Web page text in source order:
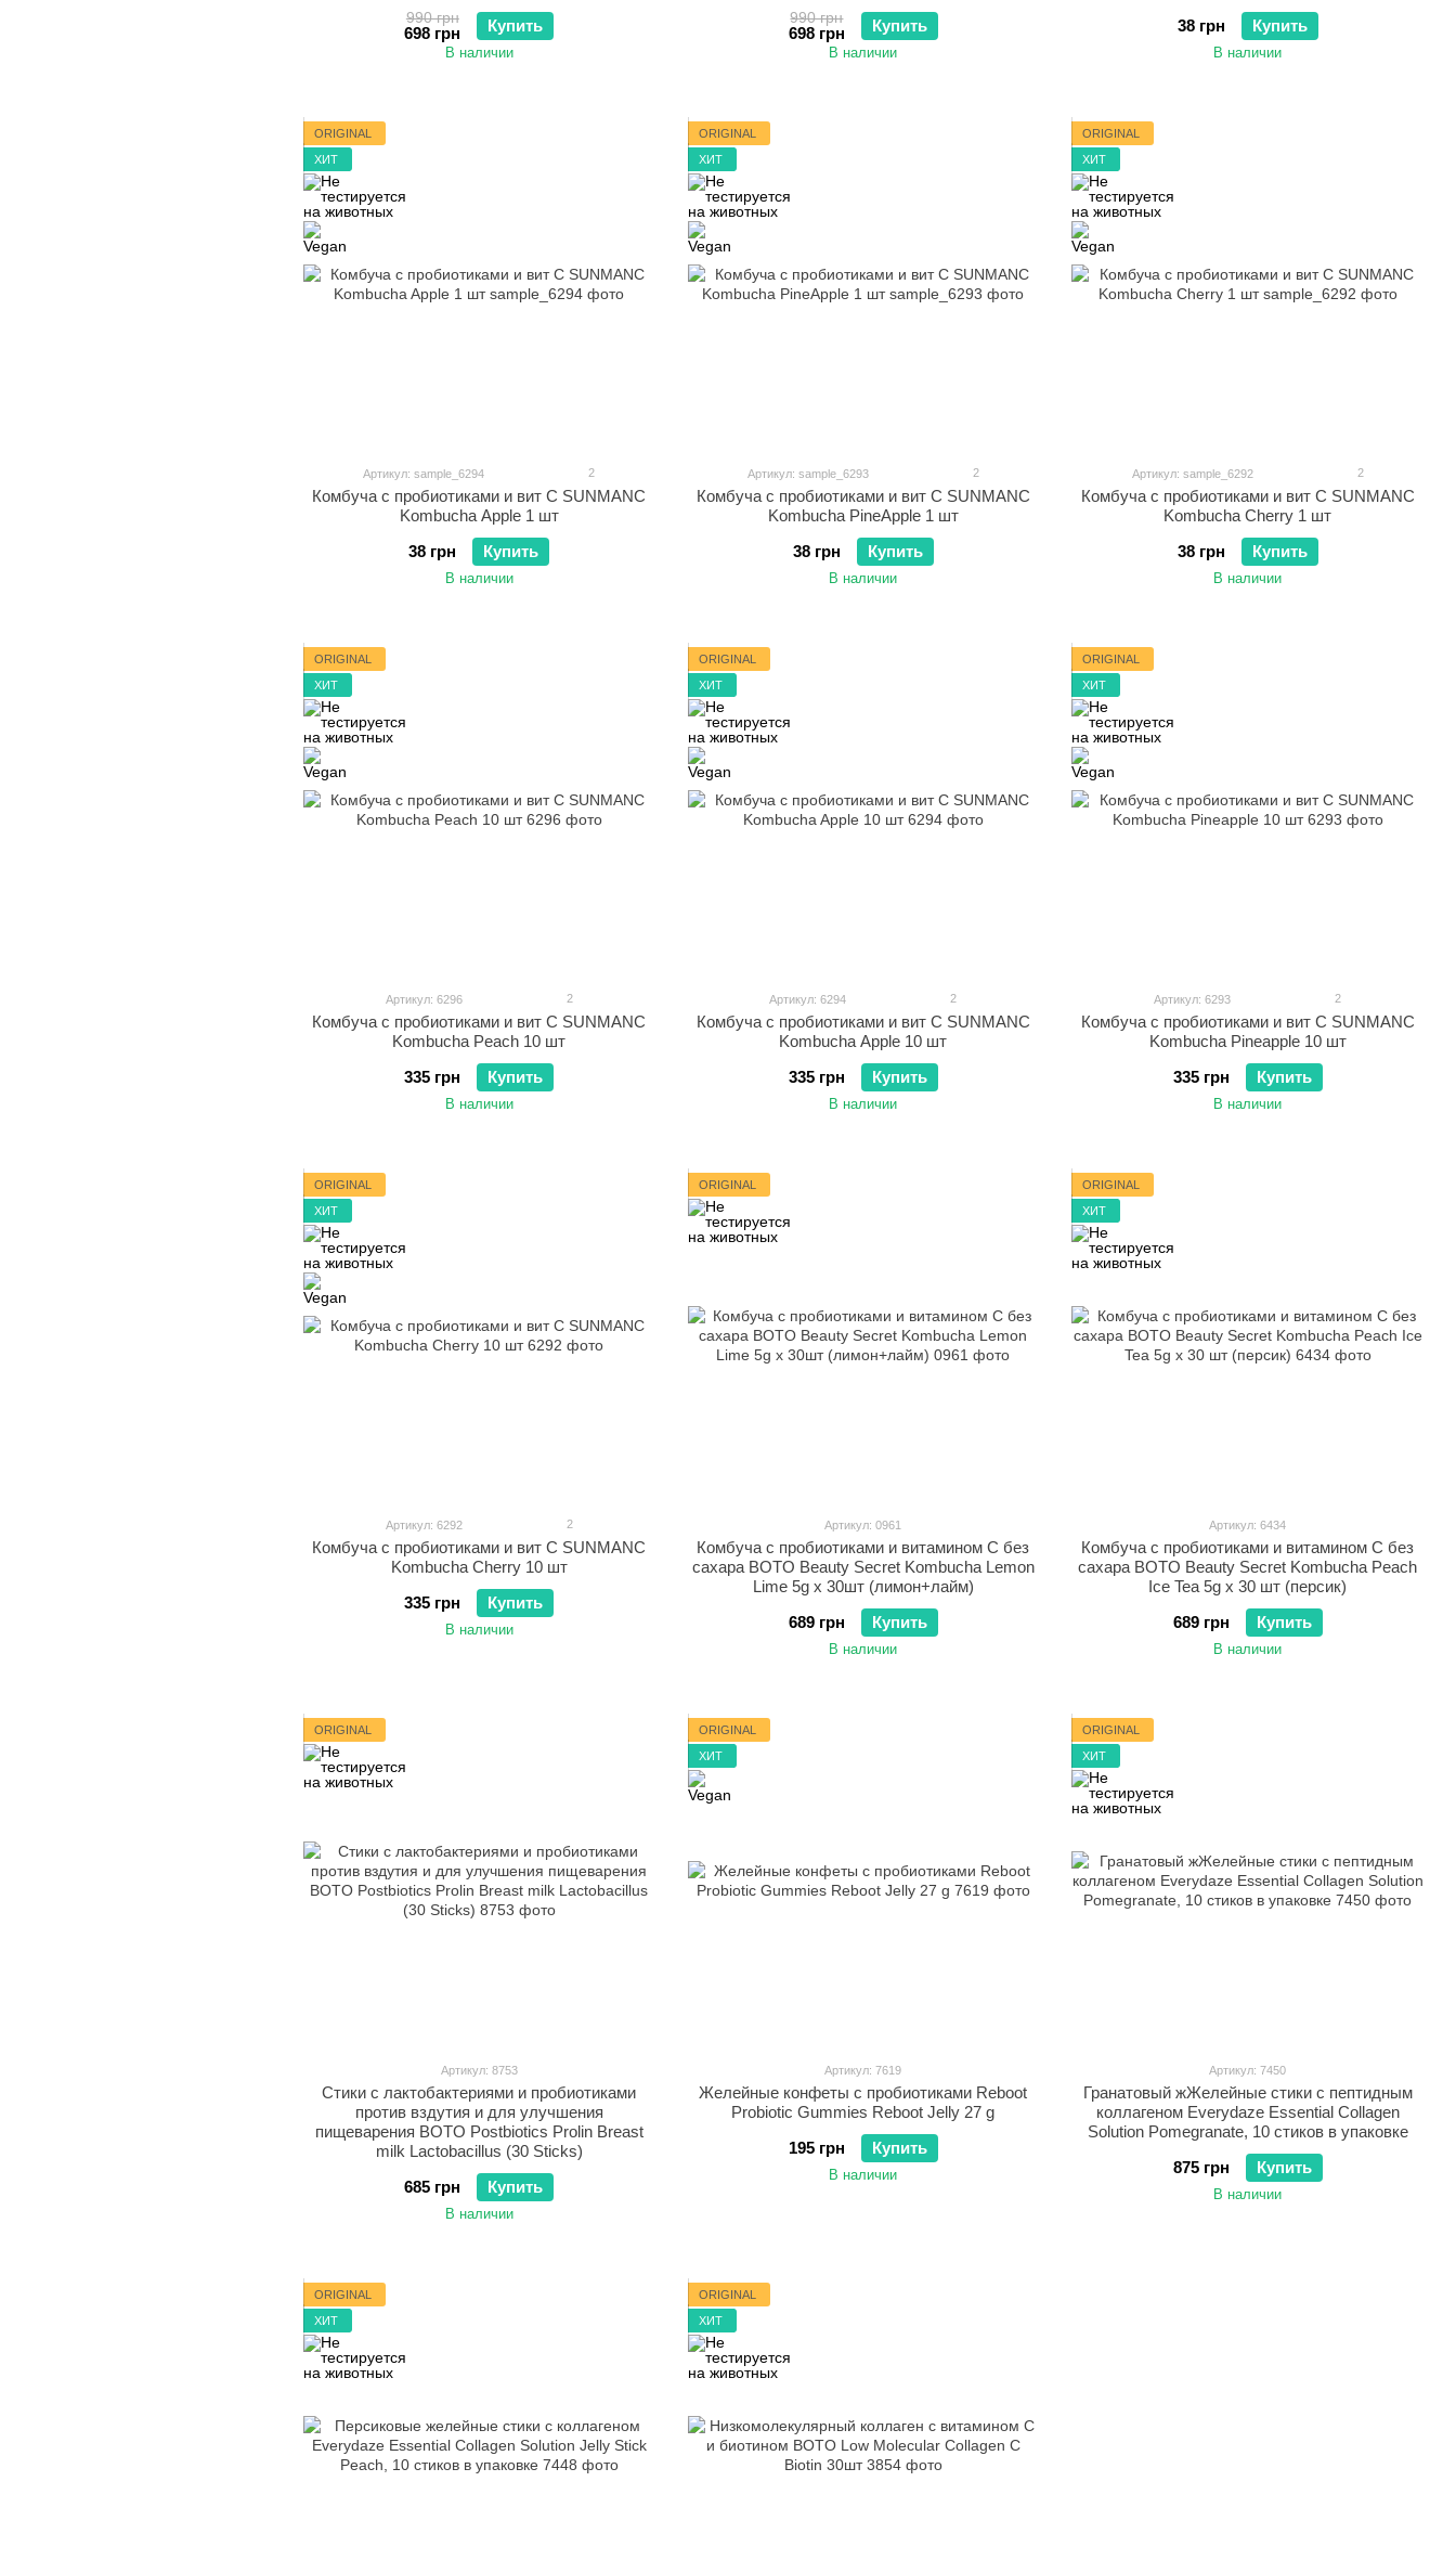
990 грн
698 грн Купить
В наличии
990 грн
698 грн Купить
В наличии
38 грн
Купить
В наличии
ORIGINAL
ХИТ
Артикул: sample_6294 2
Комбуча с пробиотиками и вит С SUNMANC
Kombucha Apple 1 шт
38 грн
Купить
В наличии
ORIGINAL
ХИТ
Артикул: sample_6293 2
Комбуча с пробиотиками и вит С SUNMANC
Kombucha PineApple 1 шт
38 грн
Купить
В наличии
ORIGINAL
ХИТ
Артикул: sample_6292 2
Комбуча c пробиотиками и вит С SUNMANC
Kombucha Cherry 1 шт
38 грн
Купить
В наличии
ORIGINAL
ХИТ
Артикул: 6296 2
Комбуча с пробиотиками и вит С SUNMANC
Kombucha Peach 10 шт
335 грн
Купить
В наличии
ORIGINAL
ХИТ
Артикул: 6294 2
Комбуча с пробиотиками и вит С SUNMANC
Kombucha Apple 10 шт
335 грн
Купить
В наличии
ORIGINAL
ХИТ
Артикул: 6293 2
Комбуча с пробиотиками и вит С SUNMANC
Kombucha Pineapple 10 шт
335 грн
Купить
В наличии
ORIGINAL
ХИТ
Артикул: 6292 2
Комбуча с пробиотиками и вит С SUNMANC
Kombucha Cherry 10 шт
335 грн
Купить
В наличии
ORIGINAL
Артикул: 0961
Комбуча с пробиотиками и витамином С без
сахара BOTO Beauty Secret Kombucha Lemon
Lime 5g x 30шт (лимон+лайм)
689 грн
Купить
В наличии
ORIGINAL
ХИТ
Артикул: 6434
Комбуча с пробиотиками и витамином С без
сахара BOTO Beauty Secret Kombucha Peach
Ice Tea 5g x 30 шт (персик)
689 грн
Купить
В наличии
ORIGINAL
Артикул: 8753
Стики с лактобактериями и пробиотиками
против вздутия и для улучшения
пищеварения BOTO Postbiotics Prolin Breast
milk Lactobacillus (30 Sticks)
685 грн
Купить
В наличии
ORIGINAL
ХИТ
Артикул: 7619
Желейные конфеты с пробиотиками Reboot
Probiotic Gummies Reboot Jelly 27 g
195 грн
Купить
В наличии
ORIGINAL
ХИТ
Артикул: 7450
Гранатовый жЖелейные стики с пептидным
коллагеном Everydaze Essential Collagen
Solution Pomegranate, 10 стиков в упаковке
875 грн
Купить
В наличии
ORIGINAL
ХИТ
ORIGINAL
ХИТ